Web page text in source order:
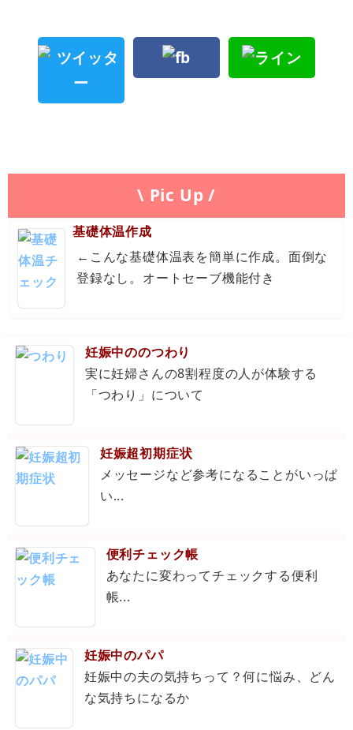
\ Pic Up /
基礎体温作成
←こんな基礎体温表を簡単に作成。面倒な
登録なし。オートセーブ機能付き
妊娠中ののつわり
実に妊婦さんの8割程度の人が体験する
「つわり」について
妊娠超初期症状
メッセージなど参考になることがいっぱ
い...
便利チェック帳
あなたに変わってチェックする便利
帳...
妊娠中のパパ
妊娠中の夫の気持ちって？何に悩み、どん
な気持ちになるか